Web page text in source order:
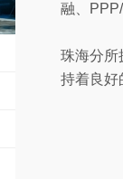
融、
珠海分所
持着良好